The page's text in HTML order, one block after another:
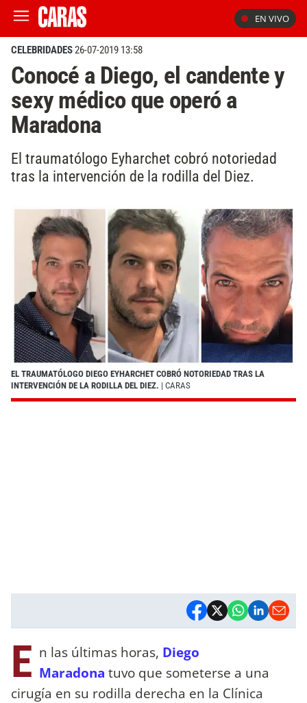
EN VIVO
CELEBRIDADES26-07-2019 13:58
Conocé a Diego, el candente y
sexy médico que operó a
Maradona
El traumatólogo Eyharchet cobró notoriedad
tras la intervención de la rodilla del Diez.
EL TRAUMATÓLOGO DIEGO EYHARCHET COBRÓ NOTORIEDAD TRAS LA
INTERVENCIÓN DE LA RODILLA DEL DIEZ. | CARAS
E n las últimas horas, Diego
Maradona tuvo que someterse a una
cirugía en su rodilla derecha en la Clínica